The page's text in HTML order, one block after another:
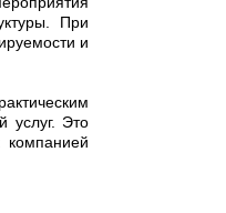
При
и
услуг. Это
компанией